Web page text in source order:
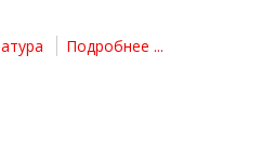
Подробнее ...